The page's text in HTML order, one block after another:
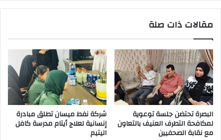
مقالات ذات صلة
البصرة تحتضن جلسة توعوية
لمكافحة التطرف العنيف بالتعاون
مع نقابة الصحفيين
شركة نفط ميسان تطلق مبادرة
إنسانية لعلاج أيتام مدرسة كافل
اليتيم